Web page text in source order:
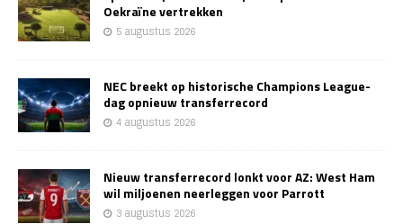
Oekraïne vertrekken
5 augustus 2026
NEC breekt op historische Champions League-
dag opnieuw transferrecord
4 augustus 2026
Nieuw transferrecord lonkt voor AZ: West Ham
wil miljoenen neerleggen voor Parrott
3 augustus 2026